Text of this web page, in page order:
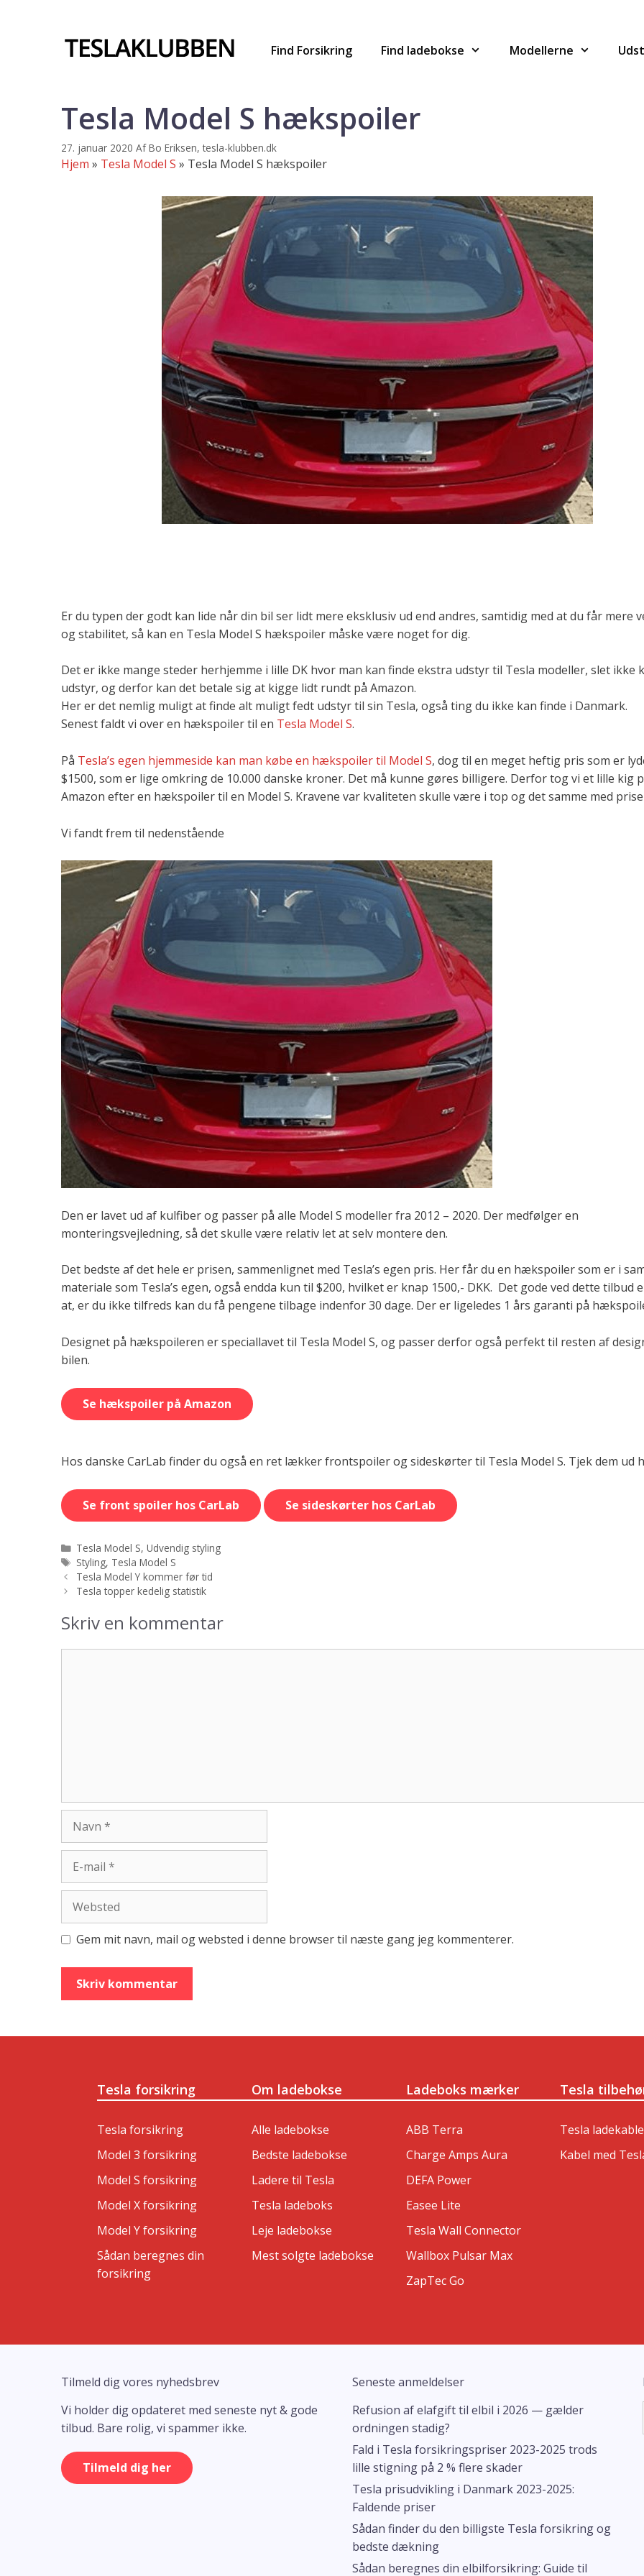
Find Forsikring Find ladebokse Modellerne
Tesla Model S hækspoiler
27. januar 2020 AfBo Eriksen, tesla-klubben.dk
Hjem » Tesla Model S » Tesla Model S hækspoiler
Er du typen der godt kan lide når din bil ser lidt mere eksklusiv ud end andres, samtidig med at du får mere
og stabilitet, så kan en Tesla Model S hækspoiler måske være noget for dig.
Det er ikke mange steder herhjemme i lille DK hvor man kan finde ekstra udstyr til Tesla modeller, slet ikke
udstyr, og derfor kan det betale sig at kigge lidt rundt på Amazon.
Her er det nemlig muligt at finde alt muligt fedt udstyr til sin Tesla, også ting du ikke kan finde i Danmark.
Senest faldt vi over en hækspoiler til en Tesla Model S.
På Tesla’s egen hjemmeside kan man købe en hækspoiler til Model S, dog til en meget heftig pris som er
$1500, som er lige omkring de 10.000 danske kroner. Det må kunne gøres billigere. Derfor tog vi et lille kig
Amazon efter en hækspoiler til en Model S. Kravene var kvaliteten skulle være i top og det samme med
Vi fandt frem til nedenstående
Den er lavet ud af kulfiber og passer på alle Model S modeller fra 2012 – 2020. Der medfølger en
monteringsvejledning, så det skulle være relativ let at selv montere den.
Det bedste af det hele er prisen, sammenlignet med Tesla’s egen pris. Her får du en hækspoiler som er i
materiale som Tesla’s egen, også endda kun til $200, hvilket er knap 1500,- DKK. Det gode ved dette tilbud
at, er du ikke tilfreds kan du få pengene tilbage indenfor 30 dage. Der er ligeledes 1 års garanti på
Designet på hækspoileren er speciallavet til Tesla Model S, og passer derfor også perfekt til resten af
bilen.
Se hækspoiler på Amazon
Hos danske CarLab finder du også en ret lækker frontspoiler og sideskørter til Tesla Model S. Tjek dem ud
Se front spoiler hos CarLab Se sideskørter hos CarLab
Kategorier
Tesla Model S,Udvendig styling
Tags
Styling, Tesla Model S
Tesla Model Y kommer før tid
Tesla topper kedelig statistik
Skriv en kommentar
mail
Gem mit navn, mail og websted i denne browser til næste gang jeg kommenterer.
Tesla forsikring
Tesla forsikring
Model 3 forsikring
Model S forsikring
Model X forsikring
Model Y forsikring
Sådan beregnes din
forsikring
Om ladebokse
Alle ladebokse
Bedste ladebokse
Ladere til Tesla
Tesla ladeboks
Leje ladebokse
Mest solgte ladebokse
Ladeboks mærker
ABB Terra
Charge Amps Aura
DEFA Power
Easee Lite
Tesla Wall Connector
Wallbox Pulsar Max
ZapTec Go
Tesla
Tesla
Kabel med
Tilmeld dig vores nyhedsbrev
Vi holder dig opdateret med seneste nyt & gode
tilbud. Bare rolig, vi spammer ikke.
Tilmeld dig her
Seneste anmeldelser
Refusion af elafgift til elbil i 2026 — gælder
ordningen stadig?
Fald i Tesla forsikringspriser 2023-2025 trods
lille stigning på 2 % flere skader
Tesla prisudvikling i Danmark 2023-2025:
Faldende priser
Sådan finder du den billigste Tesla forsikring og
bedste dækning
Sådan beregnes din elbilforsikring: Guide til